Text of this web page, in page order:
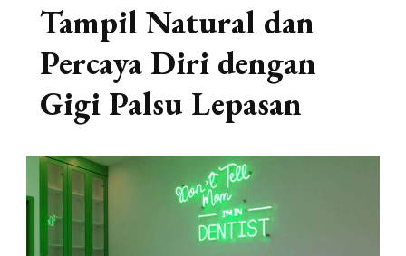
Tampil Natural dan
Percaya Diri dengan
Gigi Palsu Lepasan